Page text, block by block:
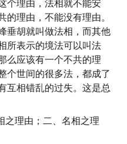
个理由，法相就不能安
理由，不能没有理由。
垂胡就叫做法相，而其他
所表示的境法可以叫法
么应该有一个不共的理
个世间的很多法，都成了
互相错乱的过失。这是总
之理由；二、名相之理